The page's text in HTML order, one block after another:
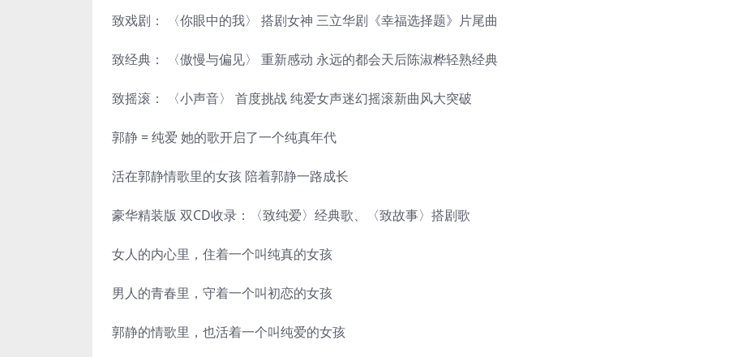
致戏剧： 〈你眼中的我〉 搭剧女神 三立华剧《幸福选择题》片尾曲
致经典： 〈傲慢与偏见〉 重新感动 永远的都会天后陈淑桦轻熟经典
致摇滚： 〈小声音〉 首度挑战 纯爱女声迷幻摇滚新曲风大突破
郭静 = 纯爱 她的歌开启了一个纯真年代
活在郭静情歌里的女孩 陪着郭静一路成长
豪华精装版 双CD收录：〈致纯爱〉经典歌、〈致故事〉搭剧歌
女人的内心里，住着一个叫纯真的女孩
男人的青春里，守着一个叫初恋的女孩
郭静的情歌里，也活着一个叫纯爱的女孩